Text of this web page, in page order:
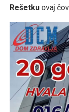
Rešetku ovaj